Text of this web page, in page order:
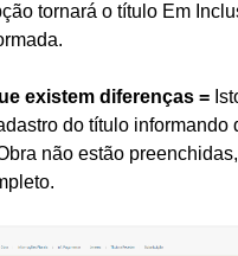
tornará o título Em
existem diferenças =
do título informando
não estão